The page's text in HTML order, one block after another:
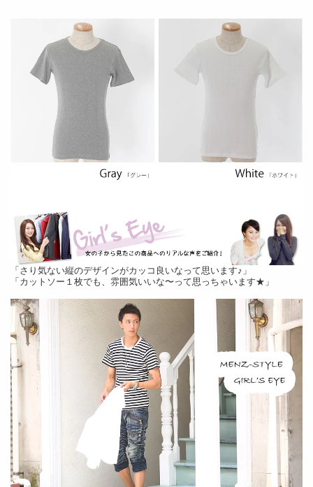
「さり気ない縦のデザインがカッコ良いなって思います♪」
「カットソー１枚でも、雰囲気いいな〜って思っちゃいます★」